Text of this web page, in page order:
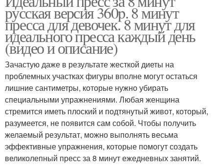
русская версия 360p. 8 минут
пресса для девочек. 8 минут для
идеального пресса каждый день
(видео и описание)
Зачастую даже в результате жесткой диеты на
проблемных участках фигуры вполне могут остаться
лишние сантиметры, которые нужно убирать
специальными упражнениями. Любая женщина
стремится иметь плоский и подтянутый живот, который,
разумеется, не появится сам собой. Чтобы получить
желаемый результат, можно выполнять весьма
эффективные упражнения, которые помогут создать
великолепный пресс за 8 минут ежедневных занятий.